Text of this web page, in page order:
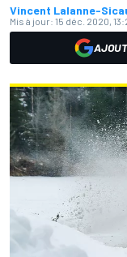
Vincent Lalanne-
Mis à jour: 15 déc. 2020,